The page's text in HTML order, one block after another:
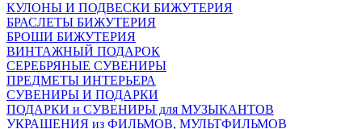
КУЛОНЫ И ПОДВЕСКИ БИЖУТЕРИЯ
БРАСЛЕТЫ БИЖУТЕРИЯ
БРОШИ БИЖУТЕРИЯ
ВИНТАЖНЫЙ ПОДАРОК
СЕРЕБРЯНЫЕ СУВЕНИРЫ
ПРЕДМЕТЫ ИНТЕРЬЕРА
СУВЕНИРЫ И ПОДАРКИ
ПОДАРКИ и СУВЕНИРЫ для МУЗЫКАНТОВ
УКРАШЕНИЯ из ФИЛЬМОВ, МУЛЬТФИЛЬМОВ